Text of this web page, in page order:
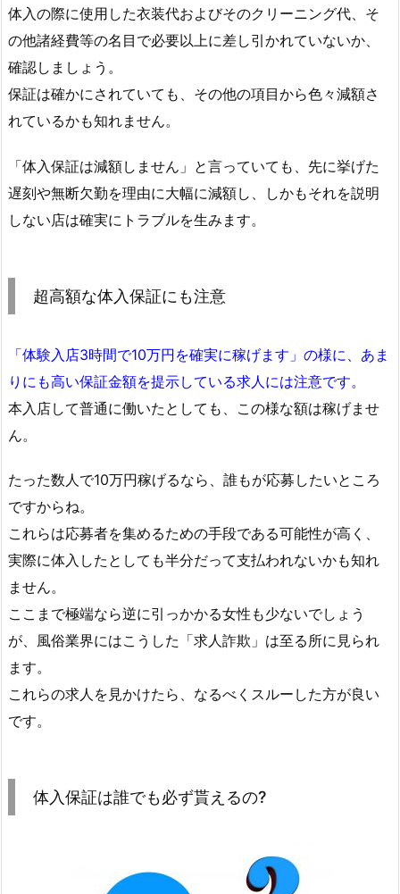
体入の際に使用した衣装代およびそのクリーニング代、そ
の他諸経費等の名目で必要以上に差し引かれていないか、
確認しましょう。
保証は確かにされていても、その他の項目から色々減額さ
れているかも知れません。
「体入保証は減額しません」と言っていても、先に挙げた
遅刻や無断欠勤を理由に大幅に減額し、しかもそれを説明
しない店は確実にトラブルを生みます。
超高額な体入保証にも注意
「体験入店3時間で10万円を確実に稼げます」の様に、あま
りにも高い保証金額を提示している求人には注意です。
本入店して普通に働いたとしても、この様な額は稼げませ
ん。
たった数人で10万円稼げるなら、誰もが応募したいところ
ですからね。
これらは応募者を集めるための手段である可能性が高く、
実際に体入したとしても半分だって支払われないかも知れ
ません。
ここまで極端なら逆に引っかかる女性も少ないでしょう
が、風俗業界にはこうした「求人詐欺」は至る所に見られ
ます。
これらの求人を見かけたら、なるべくスルーした方が良い
です。
体入保証は誰でも必ず貰えるの?